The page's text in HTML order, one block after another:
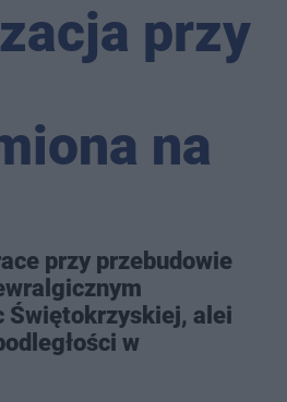
przy
na
przy przebudowie
Świętokrzyskiej, alei
w